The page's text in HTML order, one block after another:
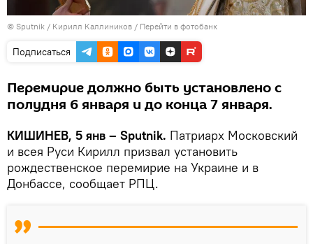
© Sputnik / Кирилл Каллиников / Перейти в фотобанк
Подписаться
Перемирие должно быть установлено с
полудня 6 января и до конца 7 января.
КИШИНЕВ, 5 янв – Sputnik. Патриарх Московский
и всея Руси Кирилл призвал установить
рождественское перемирие на Украине и в
Донбассе, сообщает РПЦ.